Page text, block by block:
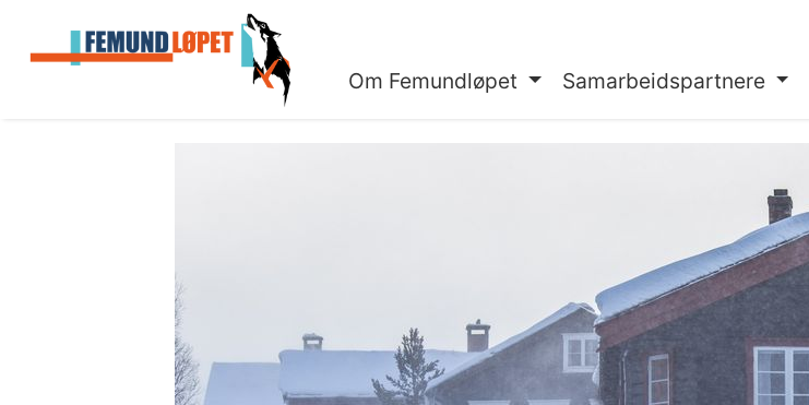
Om Femundløpet Samarbeidspartnere